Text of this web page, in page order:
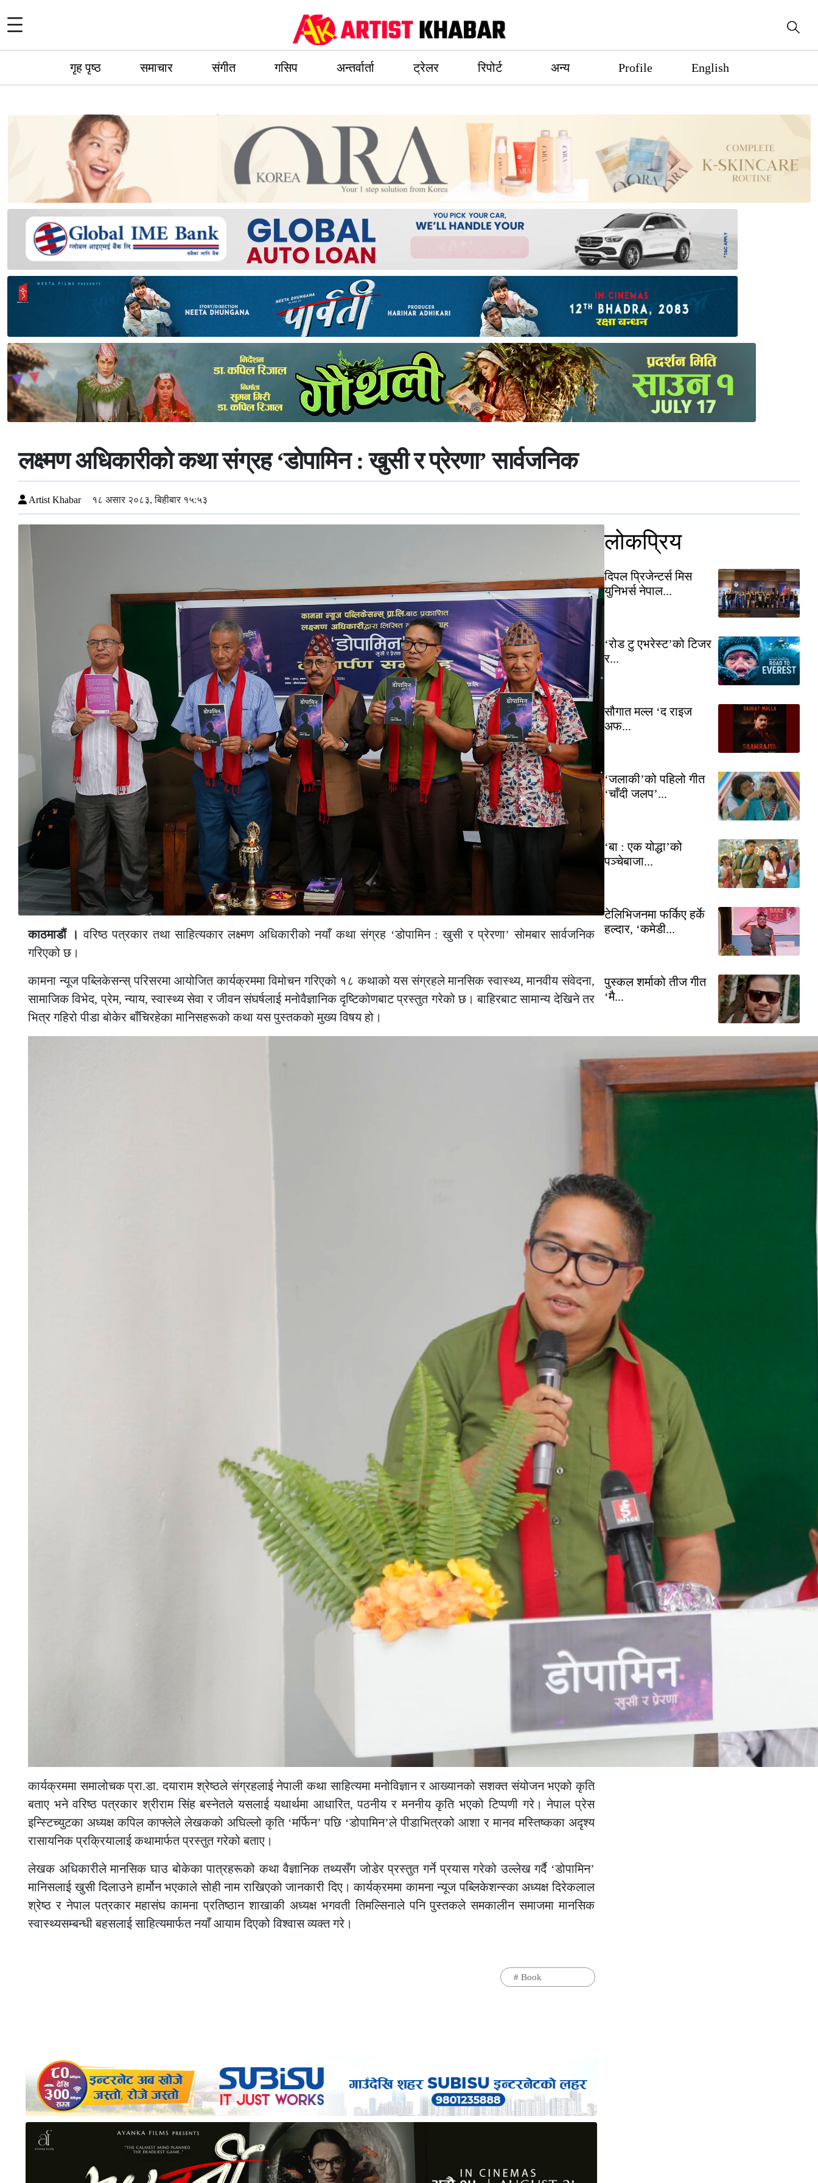
गृह पृष्ठ समाचार संगीत गसिप अन्तर्वार्ता ट्रेलर रिपोर्ट अन्य Profile English
लक्ष्मण अधिकारीको कथा संग्रह ‘डोपामिन : खुसी र प्रेरणा’ सार्वजनिक
Artist Khabar १८ असार २०८३, बिहीबार १५:५३
काठमाडौं । वरिष्ठ पत्रकार तथा साहित्यकार लक्ष्मण अधिकारीको नयाँ कथा संग्रह ‘डोपामिन:खुसी र प्रेरणा’सोमबार सार्वजनिक
गरिएको छ।
कामना न्यूज पब्लिकेसन्स् परिसरमा आयोजित कार्यक्रममा विमोचन गरिएको १८ कथाको यस संग्रहले मानसिक स्वास्थ्य,मानवीय संवेदना,
सामाजिक विभेद,प्रेम,न्याय,स्वास्थ्य सेवा र जीवन संघर्षलाई मनोवैज्ञानिक दृष्टिकोणबाट प्रस्तुत गरेको छ। बाहिरबाट सामान्य देखिने तर
भित्र गहिरो पीडा बोकेर बाँचिरहेका मानिसहरूको कथा यस पुस्तकको मुख्य विषय हो।
कार्यक्रममा समालोचक प्रा.डा.दयाराम श्रेष्ठले संग्रहलाई नेपाली कथा साहित्यमा मनोविज्ञान र आख्यानको सशक्त संयोजन भएको कृति
बताए भने वरिष्ठ पत्रकार श्रीराम सिंह बस्नेतले यसलाई यथार्थमा आधारित,पठनीय र मननीय कृति भएको टिप्पणी गरे। नेपाल प्रेस
इन्स्टिच्युटका अध्यक्ष कपिल काफ्लेले लेखकको अघिल्लो कृति‘मर्फिन’पछि ‘डोपामिन’ले पीडाभित्रको आशा र मानव मस्तिष्कका अदृश्य
रासायनिक प्रक्रियालाई कथामार्फत प्रस्तुत गरेको बताए।
लेखक अधिकारीले मानसिक घाउ बोकेका पात्रहरूको कथा वैज्ञानिक तथ्यसँग जोडेर प्रस्तुत गर्ने प्रयास गरेको उल्लेख गर्दै‘डोपामिन’
मानिसलाई खुसी दिलाउने हार्मोन भएकाले सोही नाम राखिएको जानकारी दिए। कार्यक्रममा कामना न्यूज पब्लिकेशन्स्का अध्यक्ष दिरेकलाल
श्रेष्ठ र नेपाल पत्रकार महासंघ कामना प्रतिष्ठान शाखाकी अध्यक्ष भगवती तिमल्सिनाले पनि पुस्तकले समकालीन समाजमा मानसिक
स्वास्थ्यसम्बन्धी बहसलाई साहित्यमार्फत नयाँ आयाम दिएको विश्वास व्यक्त गरे।
# Book
लोकप्रिय
दिपल प्रिजेन्टर्स मिस
युनिभर्स नेपाल...
‘रोड टु एभरेस्ट’को टिजर
र...
सौगात मल्ल ‘द राइज
अफ...
‘जलाकी’को पहिलो गीत
‘चाँदी जलप’...
‘बा : एक योद्धा’को
पञ्चेबाजा...
टेलिभिजनमा फर्किए हर्के
हल्दार, ‘कमेडी...
पुस्कल शर्माको तीज गीत
‘मै...